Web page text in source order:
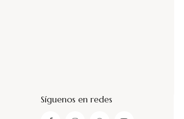
Síguenos en redes